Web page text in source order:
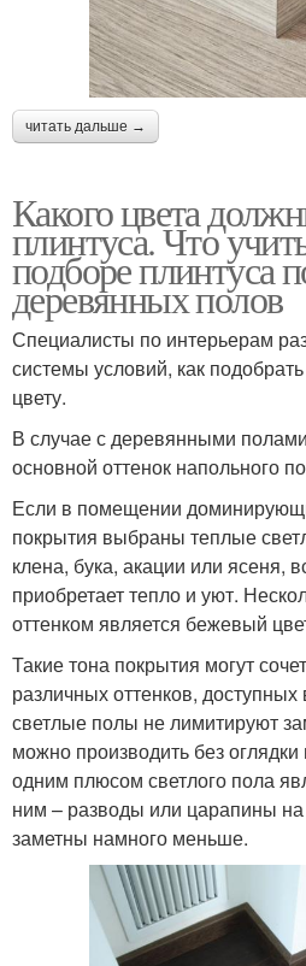
читать дальше →
Какого цвета
плинтуса. Что
подборе плинтуса
деревянных полов
Специалисты по интерьерам
системы условий, как
цвету.
В случае с деревянными
основной оттенок напольного
Если в помещении
покрытия выбраны теплые
клена, бука, акации или ясеня,
приобретает тепло и уют.
оттенком является бежевый
Такие тона покрытия могут
различных оттенков,
светлые полы не лимитируют
можно производить без
одним плюсом светлого пола
ним – разводы или царапины
заметны намного меньше.